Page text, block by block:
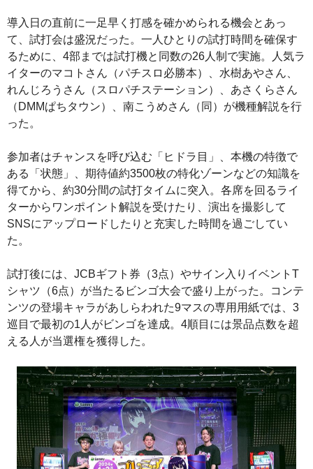
導入日の直前に一足早く打感を確かめられる機会とあっ
て、試打会は盛況だった。一人ひとりの試打時間を確保す
るために、4部までは試打機と同数の26人制で実施。人気ラ
イターのマコトさん（パチスロ必勝本）、水樹あやさん、
れんじろうさん（スロパチステーション）、あさくらさん
（DMMぱちタウン）、南こうめさん（同）が機種解説を行
った。
参加者はチャンスを呼び込む「ヒドラ目」、本機の特徴で
ある「状態」、期待値約3500枚の特化ゾーンなどの知識を
得てから、約30分間の試打タイムに突入。各席を回るライ
ターからワンポイント解説を受けたり、演出を撮影して
SNSにアップロードしたりと充実した時間を過ごしてい
た。
試打後には、JCBギフト券（3点）やサイン入りイベントT
シャツ（6点）が当たるビンゴ大会で盛り上がった。コンテ
ンツの登場キャラがあしらわれた9マスの専用用紙では、3
巡目で最初の1人がビンゴを達成。4順目には景品点数を超
える人が当選権を獲得した。